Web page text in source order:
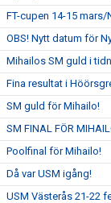
FT-cupen 14-15
OBS! Nytt datum för
Mihailos SM guld i
Fina resultat i
SM guld för Mihailo!
SM FINAL FÖR
Poolfinal för Mihailo!
Då var USM igång!
USM Västerås 21-22